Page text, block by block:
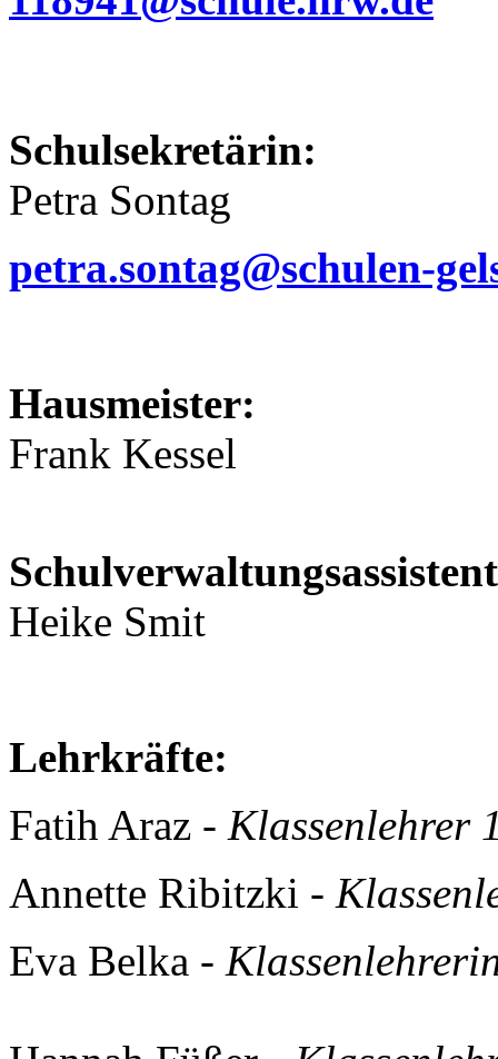
Schulsekretärin:
Petra Sontag
petra.sontag@schulen-
Hausmeister:
Frank Kessel
Heike Smit
Lehrkräfte:
Fatih Araz - Klassenlehrer
Annette Ribitzki -
Eva Belka -